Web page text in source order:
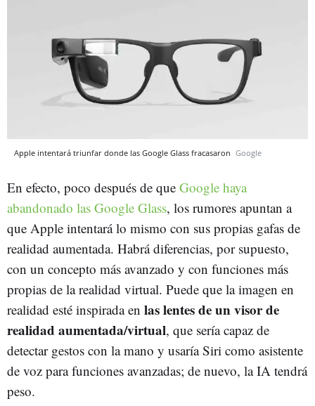
Apple intentará triunfar donde las Google Glass fracasaron Google
En efecto, poco después de que Google haya
abandonado las Google Glass, los rumores apuntan a
que Apple intentará lo mismo con sus propias gafas de
realidad aumentada. Habrá diferencias, por supuesto,
con un concepto más avanzado y con funciones más
propias de la realidad virtual. Puede que la imagen en
realidad esté inspirada en las lentes de un visor de
realidad aumentada/virtual, que sería capaz de
detectar gestos con la mano y usaría Siri como asistente
de voz para funciones avanzadas; de nuevo, la IA tendrá
peso.